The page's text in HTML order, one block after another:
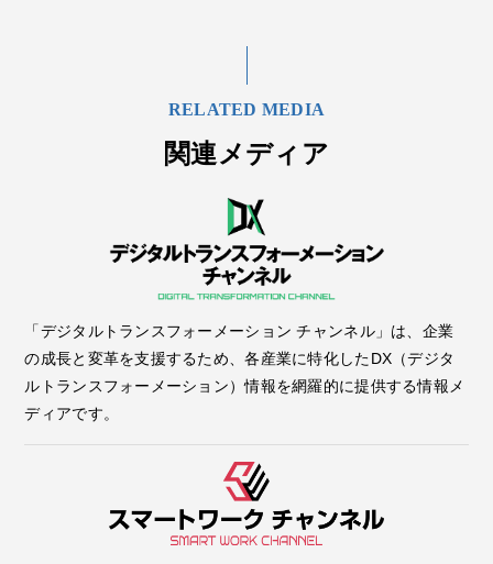
RELATED MEDIA
関連メディア
「デジタルトランスフォーメーション チャンネル」は、企業
の成長と変革を支援するため、各産業に特化したDX（デジタ
ルトランスフォーメーション）情報を網羅的に提供する情報メ
ディアです。